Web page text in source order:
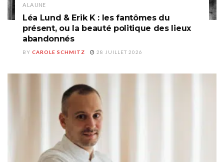
A LA UNE
Léa Lund & Erik K : les fantômes du
présent, ou la beauté politique des lieux
abandonnés
BY CAROLE SCHMITZ 28 JUILLET 2026